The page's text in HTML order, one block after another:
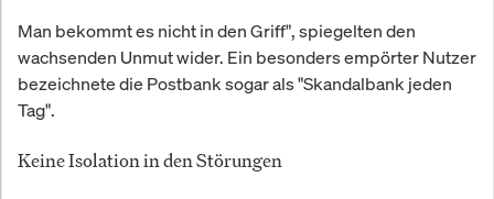
Man bekommt es nicht in den Griff", spiegelten den
wachsenden Unmut wider. Ein besonders empörter Nutzer
bezeichnete die Postbank sogar als "Skandalbank jeden
Tag".
Keine Isolation in den Störungen